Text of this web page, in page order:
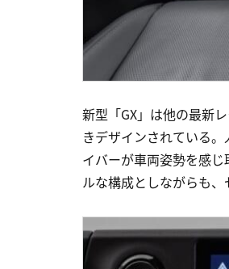
新型「GX」は他の最新
きデザインされている
イバーが車両姿勢を感
ルな構成としながらも、